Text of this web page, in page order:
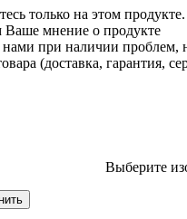
только на этом
Ваше мнение о продукте
нами при наличии проблем,
(доставка, гарантия,
Выберите